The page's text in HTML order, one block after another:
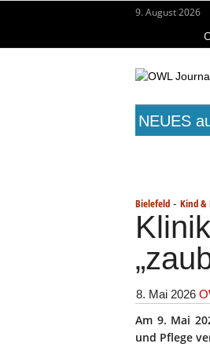
9. August 2026
NEUES
Bielefeld - Kind &
8. Mai 2026
Am 9. Mai
und Pflege